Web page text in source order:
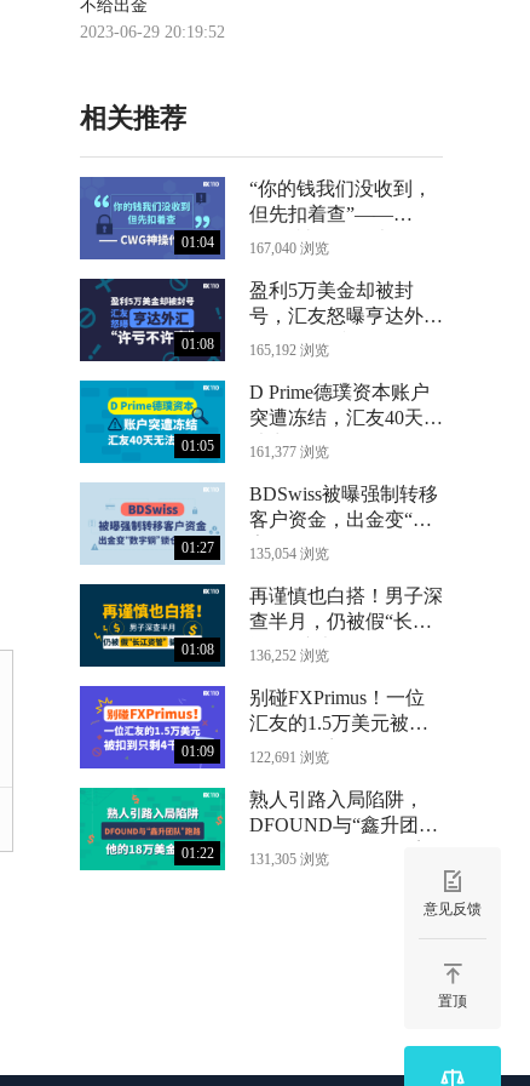
不给出金
2023-06-29 20:19:52
相关推荐
01:04
“你的钱我们没收到，
但先扣着查”——
CWG神操作曝光
167,040 浏览
01:08
盈利5万美金却被封
号，汇友怒曝亨达外汇
“许亏不许赢”
165,192 浏览
01:05
D Prime德璞资本账户
突遭冻结，汇友40天无
法出金
161,377 浏览
01:27
BDSwiss被曝强制转移
客户资金，出金变“数
字铜”锁仓24个月
135,054 浏览
01:08
再谨慎也白搭！男子深
查半月，仍被假“长江
资管”骗光71万
136,252 浏览
01:09
别碰FXPrimus！一位
汇友的1.5万美元被扣
到只剩4千
122,691 浏览
01:22
熟人引路入局陷阱，
DFOUND与“鑫升团
队”跑路，他的18万美
131,305 浏览
意见反馈
置顶